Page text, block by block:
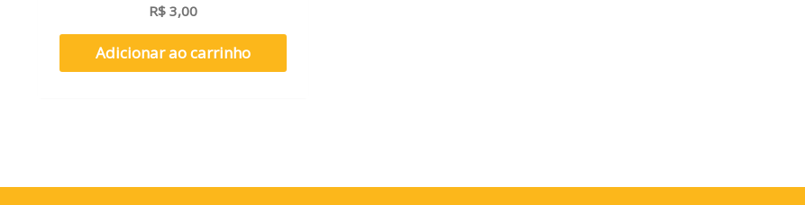
R$ 3,00
Adicionar ao carrinho